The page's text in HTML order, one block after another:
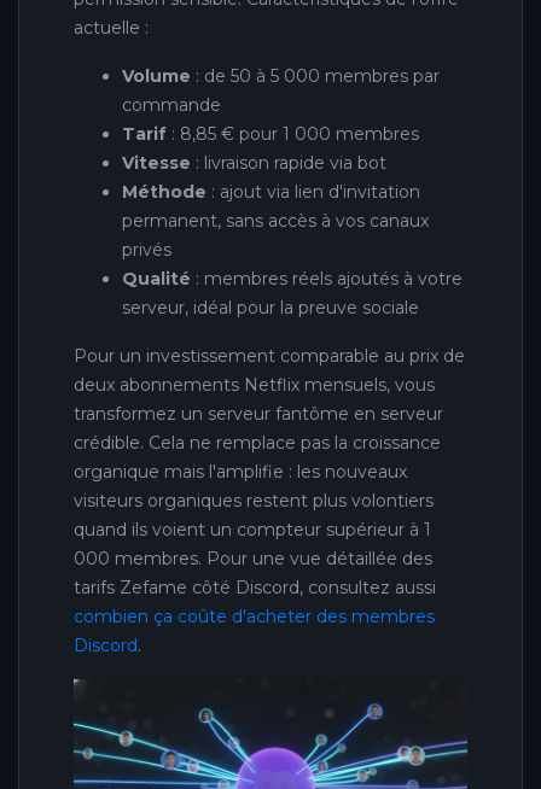
actuelle :
Volume : de 50 à 5 000 membres par
commande
Tarif : 8,85 € pour 1 000 membres
Vitesse : livraison rapide via bot
Méthode : ajout via lien d'invitation
permanent, sans accès à vos canaux
privés
Qualité : membres réels ajoutés à votre
serveur, idéal pour la preuve sociale
Pour un investissement comparable au prix de
deux abonnements Netflix mensuels, vous
transformez un serveur fantôme en serveur
crédible. Cela ne remplace pas la croissance
organique mais l'amplifie : les nouveaux
visiteurs organiques restent plus volontiers
quand ils voient un compteur supérieur à 1
000 membres. Pour une vue détaillée des
tarifs Zefame côté Discord, consultez aussi
combien ça coûte d'acheter des membres
Discord.